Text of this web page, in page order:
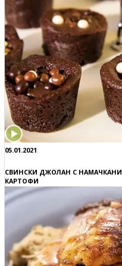
05.01.2021
СВИНСКИ ДЖОЛАН С НАМАЧКАНИ
КАРТОФИ